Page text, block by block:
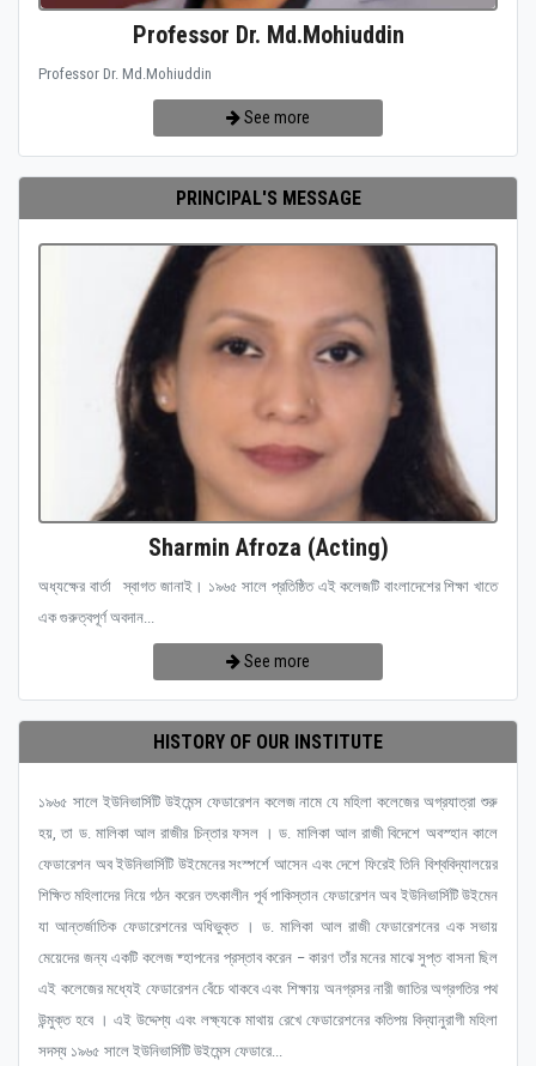
Professor Dr. Md.Mohiuddin
Professor Dr. Md.Mohiuddin
See more
PRINCIPAL'S MESSAGE
Sharmin Afroza (Acting)
অধ্যক্ষের বার্তা স্বাগত জানাই। ১৯৬৫ সালে প্রতিষ্ঠিত এই কলেজটি বাংলাদেশের শিক্ষা খাতে
এক গুরুত্বপূর্ণ অবদান...
See more
HISTORY OF OUR INSTITUTE
১৯৬৫ সালে ইউনিভার্সিটি উইমেন্স ফেডারেশন কলেজ নামে যে মহিলা কলেজের অগ্রযাত্রা শুরু
হয়, তা ড. মালিকা আল রাজীর চিন্তার ফসল । ড. মালিকা আল রাজী বিদেশে অবস্হান কালে
ফেডারেশন অব ইউনিভার্সিটি উইমেনের সংস্পর্শে আসেন এবং দেশে ফিরেই তিনি বিশ্ববিদ্যালয়ের
শিক্ষিত মহিলাদের নিয়ে গঠন করেন তৎকালীন পূর্ব পাকিস্তান ফেডারেশন অব ইউনিভার্সিটি উইমেন
যা আন্তর্জাতিক ফেডারেশনের অধিভুক্ত । ড. মালিকা আল রাজী ফেডারেশনের এক সভায়
মেয়েদের জন্য একটি কলেজ ষ্হাপনের প্রস্তাব করেন – কারণ তাঁর মনের মাঝে সুপ্ত বাসনা ছিল
এই কলেজের মধ্যেই ফেডারেশন বেঁচে থাকবে এবং শিক্ষায় অনগ্রসর নারী জাতির অগ্রগতির পথ
উন্মুক্ত হবে । এই উদ্দেশ্য এবং লক্ষ্যকে মাথায় রেখে ফেডারেশনের কতিপয় বিদ্যানুরাগী মহিলা
সদস্য ১৯৬৫ সালে ইউনিভার্সিটি উইমেন্স ফেডারে...